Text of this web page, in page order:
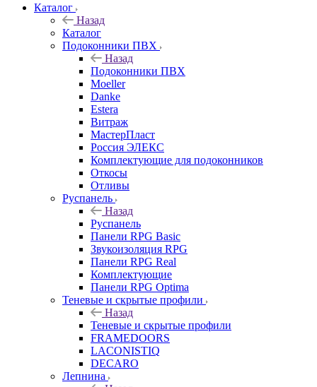
Каталог
Назад
Каталог
Подоконники ПВХ
Назад
Подоконники ПВХ
Moeller
Danke
Estera
Витраж
МастерПласт
Россия ЭЛЕКС
Комплектующие для подоконников
Откосы
Отливы
Руспанель
Назад
Руспанель
Панели RPG Basic
Звукоизоляция RPG
Панели RPG Real
Комплектующие
Панели RPG Optima
Теневые и скрытые профили
Назад
Теневые и скрытые профили
FRAMEDOORS
LACONISTIQ
DECARO
Лепнина